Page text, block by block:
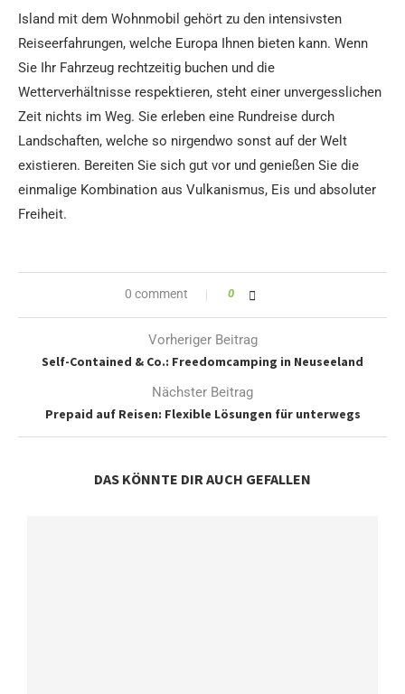
Island mit dem Wohnmobil gehört zu den intensivsten
Reiseerfahrungen, welche Europa Ihnen bieten kann. Wenn
Sie Ihr Fahrzeug rechtzeitig buchen und die
Wetterverhältnisse respektieren, steht einer unvergesslichen
Zeit nichts im Weg. Sie erleben eine Rundreise durch
Landschaften, welche so nirgendwo sonst auf der Welt
existieren. Bereiten Sie sich gut vor und genießen Sie die
einmalige Kombination aus Vulkanismus, Eis und absoluter
Freiheit.
0 comment 0
Vorheriger Beitrag
Self-Contained & Co.: Freedomcamping in Neuseeland
Nächster Beitrag
Prepaid auf Reisen: Flexible Lösungen für unterwegs
DAS KÖNNTE DIR AUCH GEFALLEN